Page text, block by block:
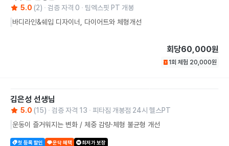
5.0 (2) 검증 자격 0
팀엑스핏 PT 개봉
바디라인&쉐입 디자이너, 다이어트와 체형개선
회당60,000원
1회 체험 20,000원
김은성 선생님
5.0 (15) 검증 자격 13
피타짐 개봉점 24시 헬스PT
운동이 즐거워지는 변화 / 체중 감량·체형 불균형 개선
첫 등록 할인 운닥 혜택 최저가 보장